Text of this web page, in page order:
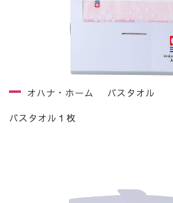
オハナ・ホーム バスタオル
バスタオル１枚